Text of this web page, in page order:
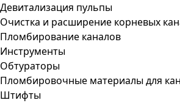
Девитализация пульпы
Очистка и расширение корневых
Пломбирование каналов
Инструменты
Обтураторы
Пломбировочные материалы для
Штифты